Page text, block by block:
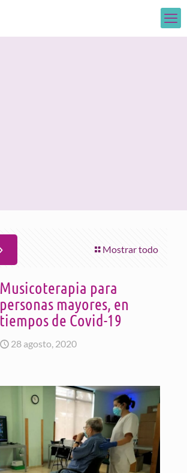
Mostrar todo
Musicoterapia para
personas mayores, en
tiempos de Covid-19
28 agosto, 2020